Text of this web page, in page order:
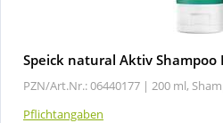
Speick natural Aktiv Shampoo
PZN/Art.Nr.: 06440177 | 200 ml,
Pflichtangaben